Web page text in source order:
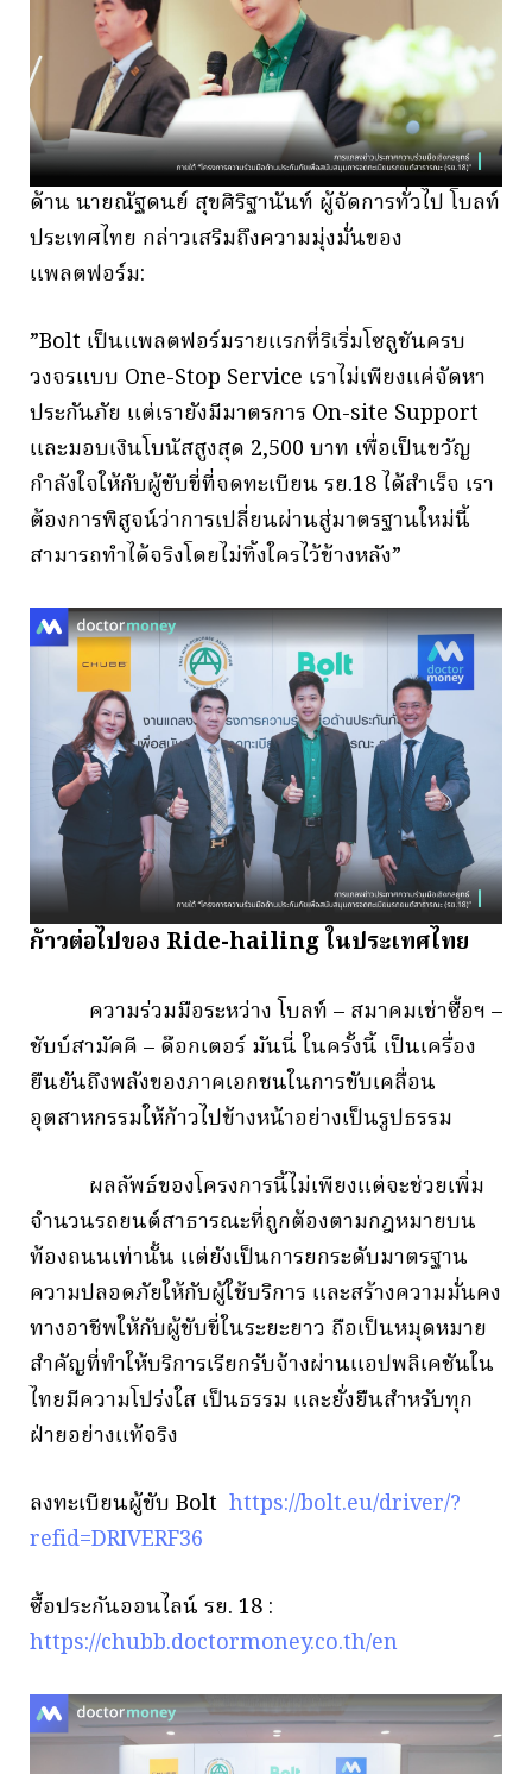
ด้าน นายณัฐดนย์ สุขศิริฐานันท์ ผู้จัดการทั่วไป โบลท์
ประเทศไทย กล่าวเสริมถึงความมุ่งมั่นของ
แพลตฟอร์ม:
⁠”Bolt เป็นแพลตฟอร์มรายแรกที่ริเริ่มโซลูชันครบ
วงจรแบบ One-Stop Service เราไม่เพียงแค่จัดหา
ประกันภัย แต่เรายังมีมาตรการ On-site Support
และมอบเงินโบนัสสูงสุด 2,500 บาท เพื่อเป็นขวัญ
กำลังใจให้กับผู้ขับขี่ที่จดทะเบียน รย.18 ได้สำเร็จ เรา
ต้องการพิสูจน์ว่าการเปลี่ยนผ่านสู่มาตรฐานใหม่นี้
สามารถทำได้จริงโดยไม่ทิ้งใครไว้ข้างหลัง”
ก้าวต่อไปของ Ride-hailing ในประเทศไทย
ความร่วมมือระหว่าง โบลท์ – สมาคมเช่าซื้อฯ –
ชับบ์สามัคคี – ด๊อกเตอร์ มันนี่ ในครั้งนี้ เป็นเครื่อง
ยืนยันถึงพลังของภาคเอกชนในการขับเคลื่อน
อุตสาหกรรมให้ก้าวไปข้างหน้าอย่างเป็นรูปธรรม
ผลลัพธ์ของโครงการนี้ไม่เพียงแต่จะช่วยเพิ่ม
จำนวนรถยนต์สาธารณะที่ถูกต้องตามกฎหมายบน
ท้องถนนเท่านั้น แต่ยังเป็นการยกระดับมาตรฐาน
ความปลอดภัยให้กับผู้ใช้บริการ และสร้างความมั่นคง
ทางอาชีพให้กับผู้ขับขี่ในระยะยาว ถือเป็นหมุดหมาย
สำคัญที่ทำให้บริการเรียกรับจ้างผ่านแอปพลิเคชันใน
ไทยมีความโปร่งใส เป็นธรรม และยั่งยืนสำหรับทุก
ฝ่ายอย่างแท้จริง
ลงทะเบียนผู้ขับ Bolt https://bolt.eu/driver/?
refid=DRIVERF36
ซื้อประกันออนไลน์ รย. 18 :
https://chubb.doctormoney.co.th/en